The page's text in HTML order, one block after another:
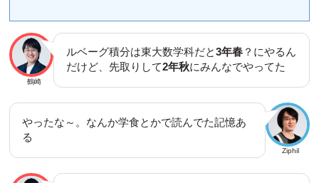
鶴崎
ルベーグ積分は東大数学科だと3年春 ？にやるん
だけど、先取りして2年秋にみんなでやってた
Ziphil
やったな～。なんか学食とかで読んでた記憶あ
る